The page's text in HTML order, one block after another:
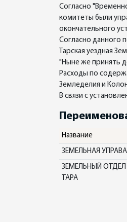
Согласно
комитеты были
окончательного
Согласно данного
Тарская уездная
"Ныне же принять
Расходы по
Земледелия и
В связи с
Название
ЗЕМЕЛЬНАЯ
ЗЕМЕЛЬНЫЙ ОТДЕЛ
ТАРА